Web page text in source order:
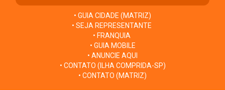
• GUIA CIDADE (MATRIZ)
• SEJA REPRESENTANTE
• FRANQUIA
• GUIA MOBILE
• ANUNCIE AQUI
• CONTATO (ILHA COMPRIDA-SP)
• CONTATO (MATRIZ)